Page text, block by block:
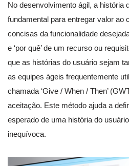
No desenvolvimento ágil, a história
fundamental para entregar valor ao
concisas da funcionalidade desejada
e ‘por quê’ de um recurso ou
que as histórias do usuário sejam
as equipes ágeis frequentemente
chamada ‘Give / When / Then’
aceitação. Este método ajuda a
esperado de uma história do
inequívoca.